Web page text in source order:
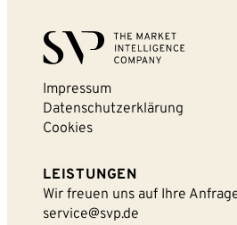
Impressum
Datenschutzerklärung
Cookies
LEISTUNGEN
Wir freuen uns auf Ihre
service@svp.de